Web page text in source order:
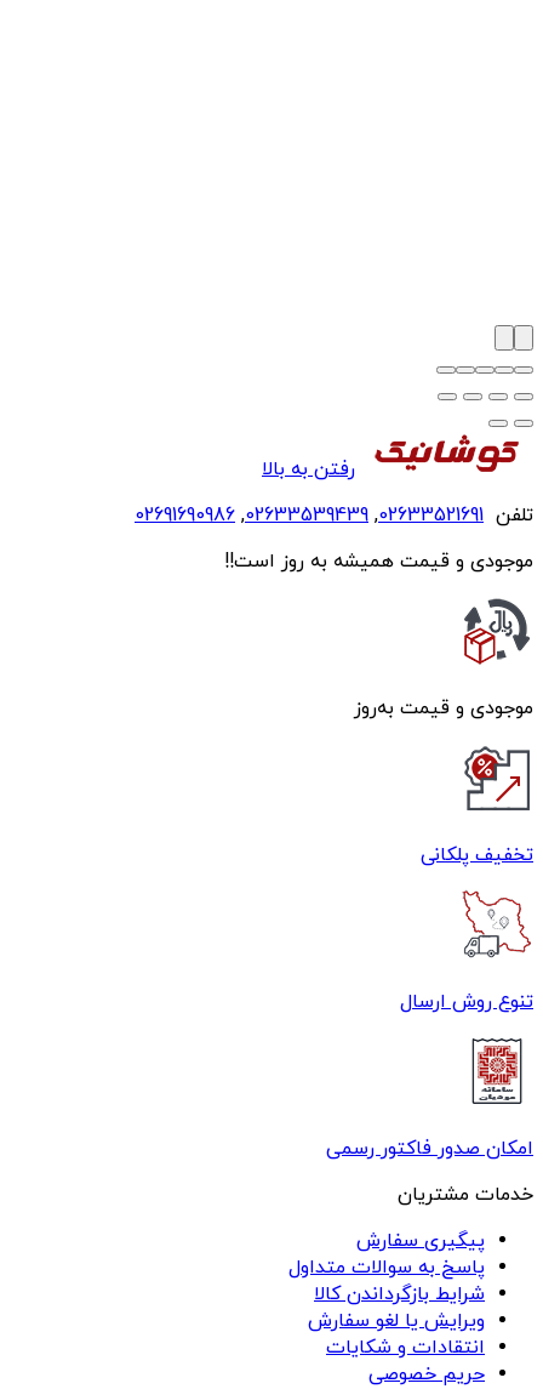
رفتن به بالا
تلفن 02633521691
,
02633539439
,
02691690986
موجودی و قیمت همیشه به روز است!!
موجودی و قیمت به‌روز
تخفیف پلکانی
تنوع روش ارسال
امکان صدور فاکتور رسمی
خدمات مشتریان
پیگیری سفارش
پاسخ به سوالات متداول
شرایط بازگرداندن کالا
ویرایش یا لغو سفارش
انتقادات و شکایات
حریم خصوصی